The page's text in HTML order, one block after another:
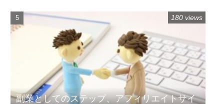
副業としてのステップ、アフィリエイトサイ
180 views